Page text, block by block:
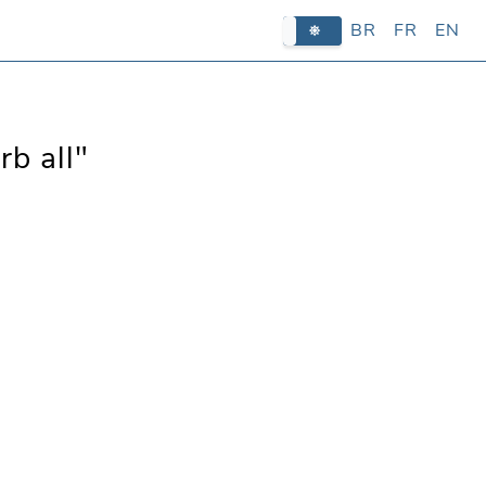
BR FR EN
all"